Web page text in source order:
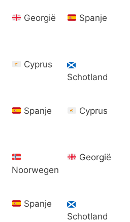
Georgië Spanje
Cyprus
Schotland
Spanje Cyprus
Noorwegen
Georgië
Spanje
Schotland